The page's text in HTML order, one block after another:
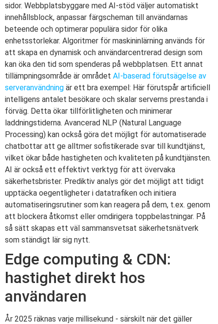
sidor. Webbplatsbyggare med AI-stöd väljer automatiskt
innehållsblock, anpassar färgscheman till användarnas
beteende och optimerar populära sidor för olika
enhetsstorlekar. Algoritmer för maskininlärning används för
att skapa en dynamisk och användarcentrerad design som
kan öka den tid som spenderas på webbplatsen. Ett annat
tillämpningsområde är området AI-baserad förutsägelse av
serveranvändning är ett bra exempel: Här förutspår artificiell
intelligens antalet besökare och skalar serverns prestanda i
förväg. Detta ökar tillförlitligheten och minimerar
laddningstiderna. Avancerad NLP (Natural Language
Processing) kan också göra det möjligt för automatiserade
chatbottar att ge alltmer sofistikerade svar till kundtjänst,
vilket ökar både hastigheten och kvaliteten på kundtjänsten.
AI är också ett effektivt verktyg för att övervaka
säkerhetsbrister. Prediktiv analys gör det möjligt att tidigt
upptäcka oegentligheter i datatrafiken och initiera
automatiseringsrutiner som kan reagera på dem, t.ex. genom
att blockera åtkomst eller omdirigera toppbelastningar. På
så sätt skapas ett väl sammansvetsat säkerhetsnätverk
som ständigt lär sig nytt.
Edge computing & CDN:
hastighet direkt hos
användaren
År 2025 räknas varje millisekund - särskilt när det gäller